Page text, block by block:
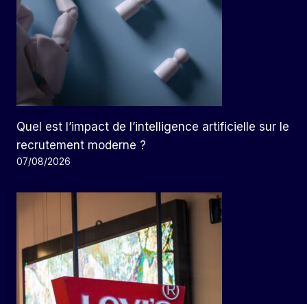
Quel est l’impact de l’intelligence artificielle sur le
recrutement moderne ?
07/08/2026